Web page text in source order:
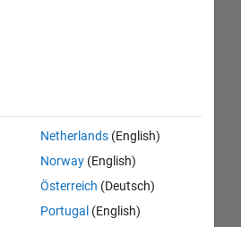
Netherlands(English)
Norway(English)
Österreich (Deutsch)
Portugal (English)